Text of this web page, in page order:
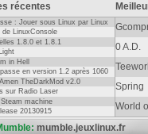
récentes
: Jouer sous Linux par Linux
de LinuxConsole
1.8.0 et 1.8.1
in Hell
en version 1.2 après 1060
TheDarkMod v2.0
sur Radio Laser
machine
20130915
0 A.D.
Spring
World
avec le créateur du Bottin
Bottin des jeux linux » recense les
Serge Le Tyrant. Celui-ci, en
de jeux, a fini par en
de mise en forme et de mise...
mumble.jeuxlinux.fr